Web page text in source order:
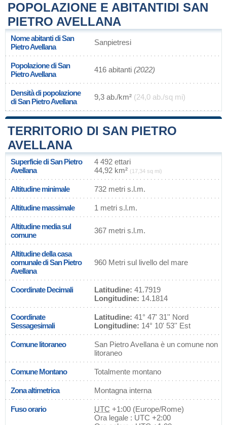
POPOLAZIONE E ABITANTIDI SAN
PIETRO AVELLANA
Nome abitanti di San
Pietro Avellana
Sanpietresi
Popolazione di San
Pietro Avellana
416 abitanti (2022)
Densità di popolazione
di San Pietro Avellana
9,3 ab./km² (24,0 ab./sq mi)
TERRITORIO DI SAN PIETRO
AVELLANA
Superficie di San Pietro
Avellana
4 492 ettari
44,92 km² (17,34 sq mi)
Altitudine minimale 732 metri s.l.m.
Altitudine massimale 1 metri s.l.m.
Altitudine media sul
comune
367 metri s.l.m.
Altitudine della casa
comunale di San Pietro
Avellana
960 Metri sul livello del mare
Coordinate Decimali Latitudine: 41.7919
Longitudine: 14.1814
Coordinate
Sessagesimali
Latitudine: 41° 47' 31'' Nord
Longitudine: 14° 10' 53'' Est
Comune litoraneo
San Pietro Avellana è un comune non
litoraneo
Comune Montano Totalmente montano
Zona altimetrica Montagna interna
Fuso orario UTC +1:00 (Europe/Rome)
Ora legale : UTC +2:00